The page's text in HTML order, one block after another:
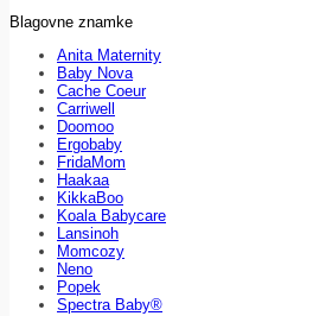
Blagovne znamke
Anita Maternity
Baby Nova
Cache Coeur
Carriwell
Doomoo
Ergobaby
FridaMom
Haakaa
KikkaBoo
Koala Babycare
Lansinoh
Momcozy
Neno
Popek
Spectra Baby®